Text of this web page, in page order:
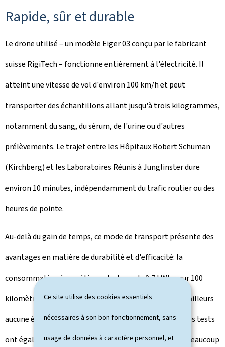
Ce site utilise des cookies essentiels
nécessaires à son bon fonctionnement, sans
usage de données à caractère personnel, et
Rapide, sûr et durable
Le drone utilisé – un modèle Eiger 03 conçu par le fabricant
suisse RigiTech – fonctionne entièrement à l'électricité. Il
atteint une vitesse de vol d'environ 100 km/h et peut
transporter des échantillons allant jusqu'à trois kilogrammes,
notamment du sang, du sérum, de l'urine ou d'autres
prélèvements. Le trajet entre les Hôpitaux Robert Schuman
(Kirchberg) et les Laboratoires Réunis à Junglinster dure
environ 10 minutes, indépendamment du trafic routier ou des
heures de pointe.
Au-delà du gain de temps, ce mode de transport présente des
avantages en matière de durabilité et d'efficacité: la
consommation énergétique n'est que de 0,7 kWh pour 100
kilomètres en vol horizontal. Le drone ne produit par ailleurs
aucune émission directe de CO₂ en fonctionnement. Les tests
ont également révélé que les échantillons subissent beaucoup